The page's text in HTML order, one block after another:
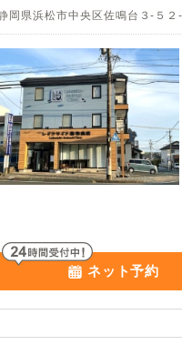
岡県浜松市中央区佐鳴台３-５２-
ネット予約